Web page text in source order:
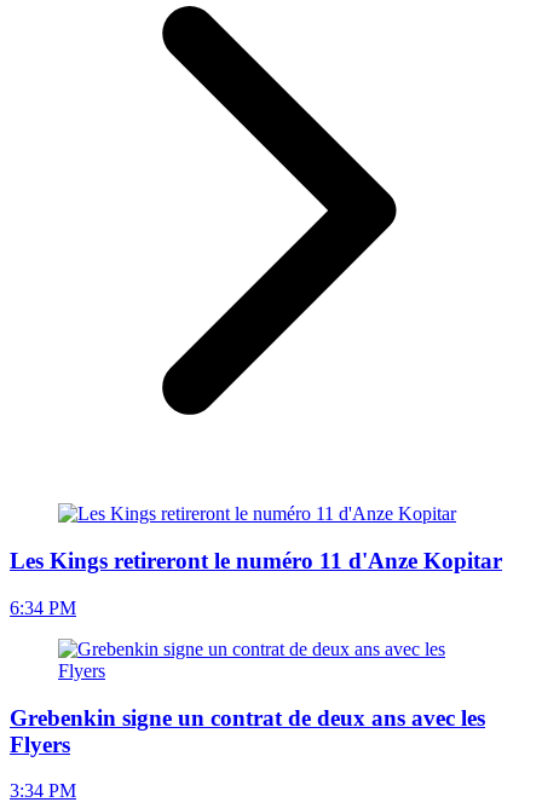
Les Kings retireront le numéro 11 d'Anze Kopitar
6:34 PM
Grebenkin signe un contrat de deux ans avec les
Flyers
3:34 PM